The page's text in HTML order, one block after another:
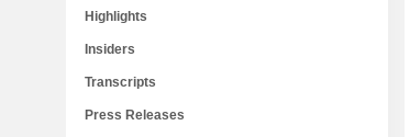
Highlights
Insiders
Transcripts
Press Releases